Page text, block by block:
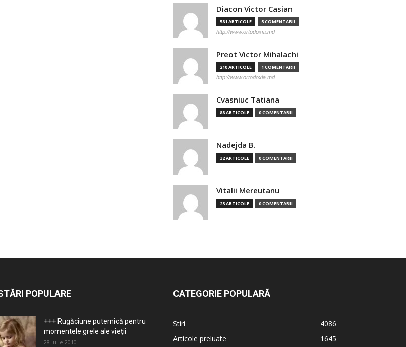
Diacon Victor Casian
581 ARTICOLE 5 COMENTARII
http://www.ortodoxia.md
Preot Victor Mihalachi
210 ARTICOLE 1 COMENTARII
http://www.ortodoxia.md
Cvasniuc Tatiana
88 ARTICOLE 0 COMENTARII
Nadejda B.
32 ARTICOLE 0 COMENTARII
Vitalii Mereutanu
23 ARTICOLE 0 COMENTARII
POPULARE
+++ Rugăciune puternică pentru
momentele grele ale vieţii
28 iulie 2010
CATEGORIE POPULARĂ
Stiri
4086
Articole preluate
1645